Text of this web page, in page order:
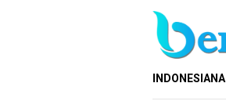
INDONESIANA